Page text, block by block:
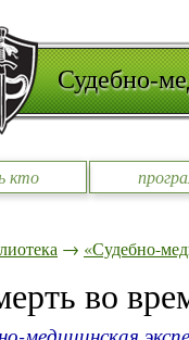
Судебно-
кто
→ «Судебно-
во